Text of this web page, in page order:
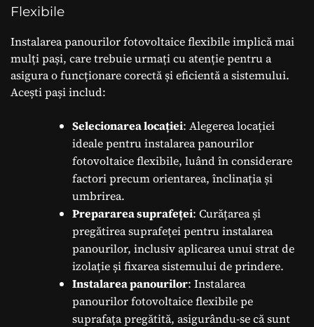
Flexibile
Instalarea panourilor fotovoltaice flexibile implică mai
mulți pași, care trebuie urmați cu atenție pentru a
asigura o funcționare corectă și eficientă a sistemului.
Acești pași includ:
Selecionarea locației: Alegerea locației
ideale pentru instalarea panourilor
fotovoltaice flexibile, luând în considerare
factori precum orientarea, înclinația și
umbrirea.
Prepararea suprafeței: Curățarea și
pregătirea suprafeței pentru instalarea
panourilor, inclusiv aplicarea unui strat de
izolație și fixarea sistemului de prindere.
Instalarea panourilor: Instalarea
panourilor fotovoltaice flexibile pe
suprafața pregătită, asigurându-se că sunt